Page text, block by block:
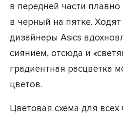
в передней части плавно
в черный на пятке. Ходят
дизайнеры Asics
сиянием, отсюда и
градиентная расцветка
цветов.
Цветовая схема для всех